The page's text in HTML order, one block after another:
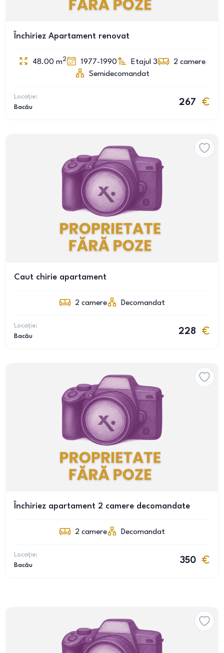
Închiriez Apartament renovat
48.00 m2 1977-1990 Etajul 3 2 camere
Semidecomandat
Locație:
Bacău
267
Caut chirie apartament
2 camere Decomandat
Locație:
Bacău
228
Închiriez apartament 2 camere decomandate
2 camere Decomandat
Locație:
Bacău
350